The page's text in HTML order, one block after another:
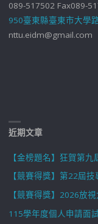
089-517502 Fax089-
950臺東縣臺東市大學
nttu.eidm@gmail.com
近期文章
【金榜題名】狂賀第
【競賽得獎】第22屆
【競賽得獎】2026放
115學年度個人申請面